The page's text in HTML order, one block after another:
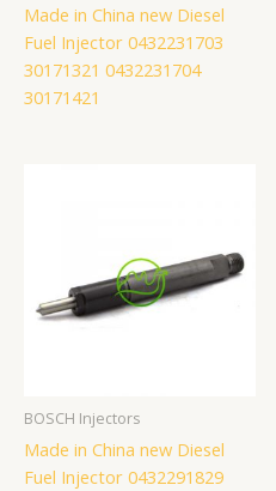
Made in China new Diesel
Fuel Injector 0432231703
30171321 0432231704
30171421
BOSCH Injectors
Made in China new Diesel
Fuel Injector 0432291829